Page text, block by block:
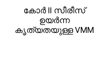
കോർ II സീരീസ്
ഉയർന്ന
കൃത്യതയുള്ള VMM